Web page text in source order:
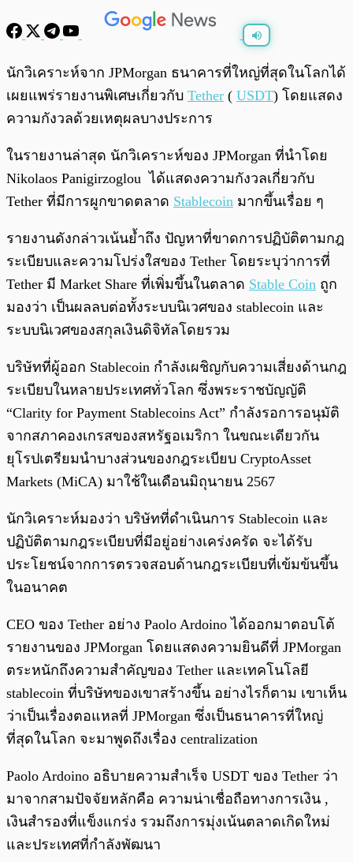
พร้อมเล่น 0:00 / 0:00
นักวิเคราะห์จาก JPMorgan ธนาคารที่ใหญ่ที่สุดในโลกได้
เผยแพร่รายงานพิเศษเกี่ยวกับ Tether ( USDT) โดยแสดง
ความกังวลด้วยเหตุผลบางประการ
ในรายงานล่าสุด นักวิเคราะห์ของ JPMorgan ที่นำโดย
Nikolaos Panigirzoglou ได้แสดงความกังวลเกี่ยวกับ
Tether ที่มีการผูกขาดตลาด Stablecoin มากขึ้นเรื่อย ๆ
รายงานดังกล่าวเน้นย้ำถึง ปัญหาที่ขาดการปฏิบัติตามกฎ
ระเบียบและความโปร่งใสของ Tether โดยระบุว่าการที่
Tether มี Market Share ที่เพิ่มขึ้นในตลาด Stable Coin ถูก
มองว่า เป็นผลลบต่อทั้งระบบนิเวศของ stablecoin และ
ระบบนิเวศของสกุลเงินดิจิทัลโดยรวม
บริษัทที่ผู้ออก Stablecoin กำลังเผชิญกับความเสี่ยงด้านกฎ
ระเบียบในหลายประเทศทั่วโลก ซึ่งพระราชบัญญัติ
“Clarity for Payment Stablecoins Act” กำลังรอการอนุมัติ
จากสภาคองเกรสของสหรัฐอเมริกา ในขณะเดียวกัน
ยุโรปเตรียมนำบางส่วนของกฎระเบียบ CryptoAsset
Markets (MiCA) มาใช้ในเดือนมิถุนายน 2567
นักวิเคราะห์มองว่า บริษัทที่ดำเนินการ Stablecoin และ
ปฏิบัติตามกฎระเบียบที่มีอยู่อย่างเคร่งครัด จะได้รับ
ประโยชน์จากการตรวจสอบด้านกฎระเบียบที่เข้มข้นขึ้น
ในอนาคต
CEO ของ Tether อย่าง Paolo Ardoino ได้ออกมาตอบโต้
รายงานของ JPMorgan โดยแสดงความยินดีที่ JPMorgan
ตระหนักถึงความสำคัญของ Tether และเทคโนโลยี
stablecoin ที่บริษัทของเขาสร้างขึ้น อย่างไรก็ตาม เขาเห็น
ว่าเป็นเรื่องตอแหลที่ JPMorgan ซึ่งเป็นธนาคารที่ใหญ่
ที่สุดในโลก จะมาพูดถึงเรื่อง centralization
Paolo Ardoino อธิบายความสำเร็จ USDT ของ Tether ว่า
มาจากสามปัจจัยหลักคือ ความน่าเชื่อถือทางการเงิน ,
เงินสำรองที่แข็งแกร่ง รวมถึงการมุ่งเน้นตลาดเกิดใหม่
และประเทศที่กำลังพัฒนา